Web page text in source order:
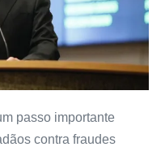
passo importante
contra fraudes